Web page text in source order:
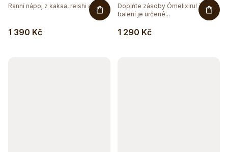
1 390 Kč
Ranní nápoj z kakaa, reishi a...
1 290 Kč
Doplňte zásoby Ómelixiru! Toto
balení je určené...